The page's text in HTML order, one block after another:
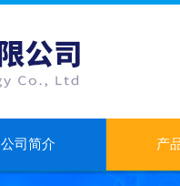
公司简介 产